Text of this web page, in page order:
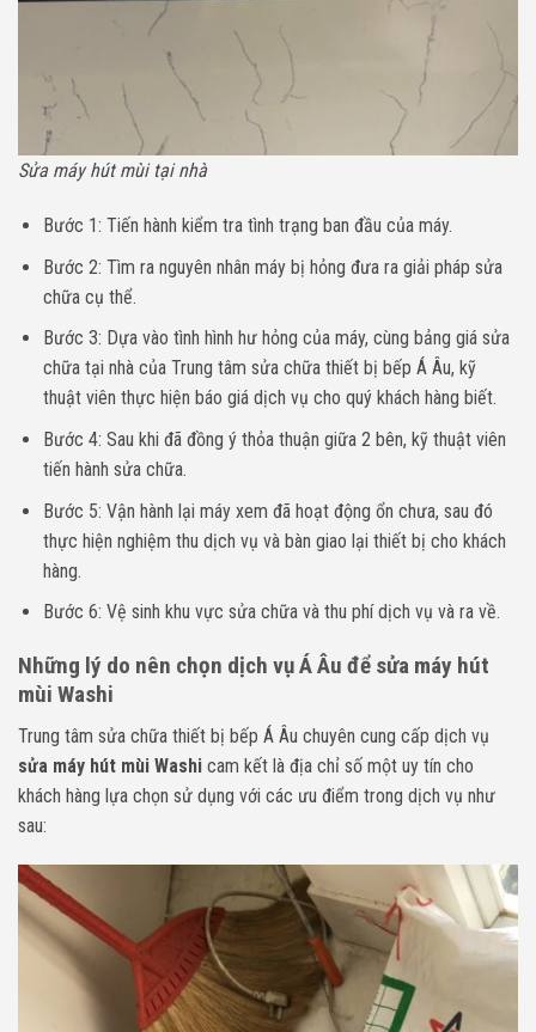
Sửa máy hút mùi tại nhà
Bước 1: Tiến hành kiểm tra tình trạng ban đầu của máy.
Bước 2: Tìm ra nguyên nhân máy bị hỏng đưa ra giải pháp sửa
chữa cụ thể.
Bước 3: Dựa vào tình hình hư hỏng của máy, cùng bảng giá sửa
chữa tại nhà của Trung tâm sửa chữa thiết bị bếp Á Âu, kỹ
thuật viên thực hiện báo giá dịch vụ cho quý khách hàng biết.
Bước 4: Sau khi đã đồng ý thỏa thuận giữa 2 bên, kỹ thuật viên
tiến hành sửa chữa.
Bước 5: Vận hành lại máy xem đã hoạt động ổn chưa, sau đó
thực hiện nghiệm thu dịch vụ và bàn giao lại thiết bị cho khách
hàng.
Bước 6: Vệ sinh khu vực sửa chữa và thu phí dịch vụ và ra về.
Những lý do nên chọn dịch vụ Á Âu để sửa máy hút
mùi Washi
Trung tâm sửa chữa thiết bị bếp Á Âu chuyên cung cấp dịch vụ
sửa máy hút mùi Washi cam kết là địa chỉ số một uy tín cho
khách hàng lựa chọn sử dụng với các ưu điểm trong dịch vụ như
sau: